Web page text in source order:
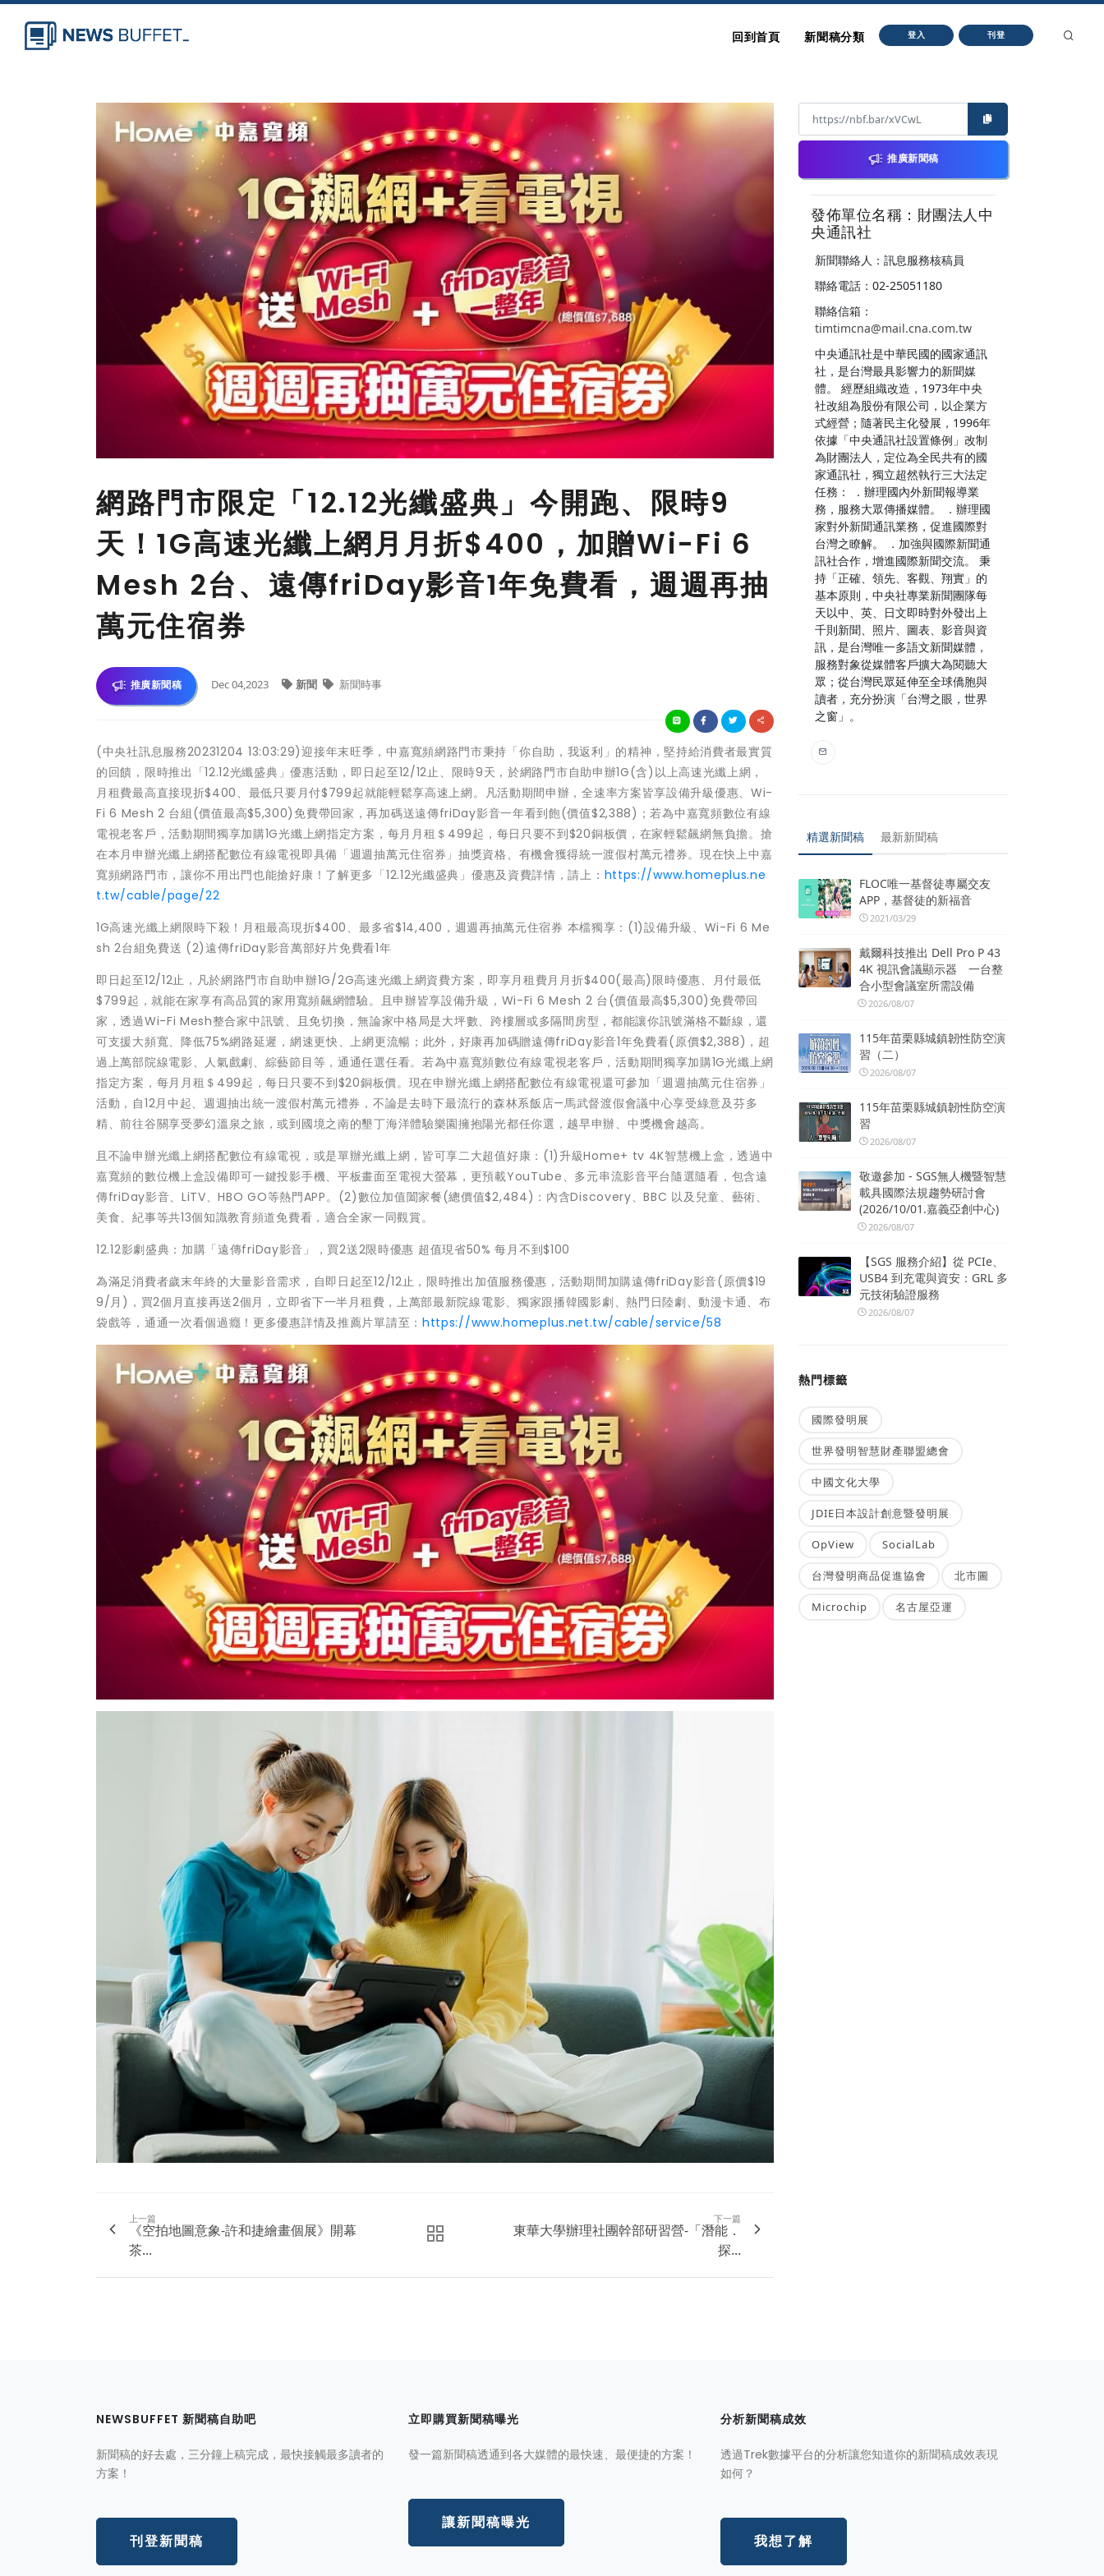
回到首頁 新聞稿分類 登入 刊登
網路門市限定「12.12光纖盛典」今開跑、限時9
天！1G高速光纖上網月月折$400，加贈Wi-Fi 6
Mesh 2台、遠傳friDay影音1年免費看，週週再抽
萬元住宿券
推廣新聞稿 Dec 04,2023 新聞 新聞時事
(中央社訊息服務20231204 13:03:29)迎接年末旺季，中嘉寬頻網路門市秉持「你自助，我返利」的精神，堅持給消費者最實質
的回饋，限時推出「12.12光纖盛典」優惠活動，即日起至12/12止、限時9天，於網路門市自助申辦1G(含)以上高速光纖上網，
月租費最高直接現折$400、最低只要月付$799起就能輕鬆享高速上網。凡活動期間申辦，全速率方案皆享設備升級優惠、Wi-
Fi 6 Mesh 2 台組(價值最高$5,300)免費帶回家，再加碼送遠傳friDay影音一年看到飽(價值$2,388)；若為中嘉寬頻數位有線
電視老客戶，活動期間獨享加購1G光纖上網指定方案，每月月租＄499起，每日只要不到$20銅板價，在家輕鬆飆網無負擔。搶
在本月申辦光纖上網搭配數位有線電視即具備「週週抽萬元住宿券」抽獎資格、有機會獲得統一渡假村萬元禮券。現在快上中嘉
寬頻網路門市，讓你不用出門也能搶好康！了解更多「12.12光纖盛典」優惠及資費詳情，請上： https://www.homeplus.ne
t.tw/cable/page/22
1G高速光纖上網限時下殺！月租最高現折$400、最多省$14,400，週週再抽萬元住宿券 本檔獨享：(1)設備升級、Wi-Fi 6 Me
sh 2台組免費送 (2)遠傳friDay影音萬部好片免費看1年
即日起至12/12止，凡於網路門市自助申辦1G/2G高速光纖上網資費方案，即享月租費月月折$400(最高)限時優惠、月付最低
$799起，就能在家享有高品質的家用寬頻飆網體驗。且申辦皆享設備升級，Wi-Fi 6 Mesh 2 台(價值最高$5,300)免費帶回
家，透過Wi-Fi Mesh整合家中訊號、且免切換，無論家中格局是大坪數、跨樓層或多隔間房型，都能讓你訊號滿格不斷線，還
可支援大頻寬、降低75%網路延遲，網速更快、上網更流暢；此外，好康再加碼贈遠傳friDay影音1年免費看(原價$2,388)，超
過上萬部院線電影、人氣戲劇、綜藝節目等，通通任選任看。若為中嘉寬頻數位有線電視老客戶，活動期間獨享加購1G光纖上網
指定方案，每月月租＄499起，每日只要不到$20銅板價。現在申辦光纖上網搭配數位有線電視還可參加「週週抽萬元住宿券」
活動，自12月中起、週週抽出統一渡假村萬元禮券，不論是去時下最流行的森林系飯店—馬武督渡假會議中心享受綠意及芬多
精、前往谷關享受夢幻溫泉之旅，或到國境之南的墾丁海洋體驗樂園擁抱陽光都任你選，越早申辦、中獎機會越高。
且不論申辦光纖上網搭配數位有線電視，或是單辦光纖上網，皆可享二大超值好康：(1)升級Home+ tv 4K智慧機上盒，透過中
嘉寬頻的數位機上盒設備即可一鍵投影手機、平板畫面至電視大螢幕，更預載YouTube、多元串流影音平台隨選隨看，包含遠
傳friDay影音、LiTV、HBO GO等熱門APP。(2)數位加值闔家餐(總價值$2,484)：內含Discovery、BBC 以及兒童、藝術、
美食、紀事等共13個知識教育頻道免費看，適合全家一同觀賞。
12.12影劇盛典：加購「遠傳friDay影音」，買2送2限時優惠 超值現省50% 每月不到$100
為滿足消費者歲末年終的大量影音需求，自即日起至12/12止，限時推出加值服務優惠，活動期間加購遠傳friDay影音(原價$19
9/月)，買2個月直接再送2個月，立即省下一半月租費，上萬部最新院線電影、獨家跟播韓國影劇、熱門日陸劇、動漫卡通、布
袋戲等，通通一次看個過癮！更多優惠詳情及推薦片單請至： https://www.homeplus.net.tw/cable/service/58
上一篇
《空拍地圖意象-許和捷繪畫個展》開幕
茶...
下一篇
東華大學辦理社團幹部研習營-「潛能．
探...
推廣新聞稿
發佈單位名稱：財團法人中
央通訊社
新聞聯絡人：訊息服務核稿員
聯絡電話：02-25051180
聯絡信箱：
timtimcna@mail.cna.com.tw
中央通訊社是中華民國的國家通訊
社，是台灣最具影響力的新聞媒
體。 經歷組織改造，1973年中央
社改組為股份有限公司，以企業方
式經營；隨著民主化發展，1996年
依據「中央通訊社設置條例」改制
為財團法人，定位為全民共有的國
家通訊社，獨立超然執行三大法定
任務： ．辦理國內外新聞報導業
務，服務大眾傳播媒體。 ．辦理國
家對外新聞通訊業務，促進國際對
台灣之瞭解。 ．加強與國際新聞通
訊社合作，增進國際新聞交流。 秉
持「正確、領先、客觀、翔實」的
基本原則，中央社專業新聞團隊每
天以中、英、日文即時對外發出上
千則新聞、照片、圖表、影音與資
訊，是台灣唯一多語文新聞媒體，
服務對象從媒體客戶擴大為閱聽大
眾；從台灣民眾延伸至全球僑胞與
讀者，充分扮演「台灣之眼，世界
之窗」。
精選新聞稿 最新新聞稿
FLOC唯一基督徒專屬交友
APP，基督徒的新福音
2021/03/29
戴爾科技推出 Dell Pro P 43
4K 視訊會議顯示器 一台整
合小型會議室所需設備
2026/08/07
115年苗栗縣城鎮韌性防空演
習（二）
2026/08/07
115年苗栗縣城鎮韌性防空演
習
2026/08/07
敬邀參加 - SGS無人機暨智慧
載具國際法規趨勢研討會
(2026/10/01.嘉義亞創中心)
2026/08/07
【SGS 服務介紹】從 PCIe、
USB4 到充電與資安：GRL 多
元技術驗證服務
2026/08/07
熱門標籤
國際發明展
世界發明智慧財產聯盟總會
中國文化大學
JDIE日本設計創意暨發明展
OpView SocialLab
台灣發明商品促進協會 北市圖
Microchip 名古屋亞運
NEWSBUFFET 新聞稿自助吧
新聞稿的好去處，三分鐘上稿完成，最快接觸最多讀者的
方案！
刊登新聞稿
立即購買新聞稿曝光
發一篇新聞稿透通到各大媒體的最快速、最便捷的方案！
讓新聞稿曝光
分析新聞稿成效
透過Trek數據平台的分析讓您知道你的新聞稿成效表現
如何？
我想了解